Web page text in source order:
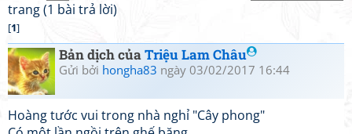
trang (1 bài trả lời)
[1]
Bản dịch củaTriệu Lam Châu
Gửi bởi hongha83 ngày 03/02/2017 16:44
Hoàng tước vui trong nhà nghỉ "Cây phong"